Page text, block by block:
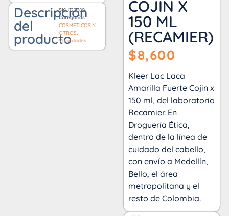
Descripción
del
producto
SKU22380
Categorías
COSMETICOS Y
OTROS,
Variedades
COJIN X
150 ML
(RECAMIER)
$8,600
Kleer Lac Laca
Amarilla Fuerte Cojin x
150 ml, del laboratorio
Recamier. En
Droguería Ética,
dentro de la línea de
cuidado del cabello,
con envío a Medellín,
Bello, el área
metropolitana y el
resto de Colombia.